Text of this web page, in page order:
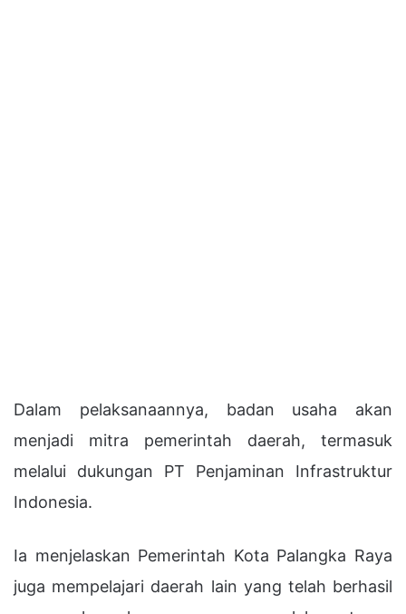
Dalam pelaksanaannya, badan usaha akan
menjadi mitra pemerintah daerah, termasuk
melalui dukungan PT Penjaminan Infrastruktur
Indonesia.
Ia menjelaskan Pemerintah Kota Palangka Raya
juga mempelajari daerah lain yang telah berhasil